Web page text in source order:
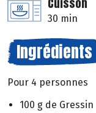
Cuisson
30 min
Ingrédients
Pour 4 personnes
100 g de Gressin